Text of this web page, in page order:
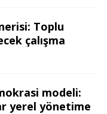
Toplu
çalışma
modeli:
yerel yönetime